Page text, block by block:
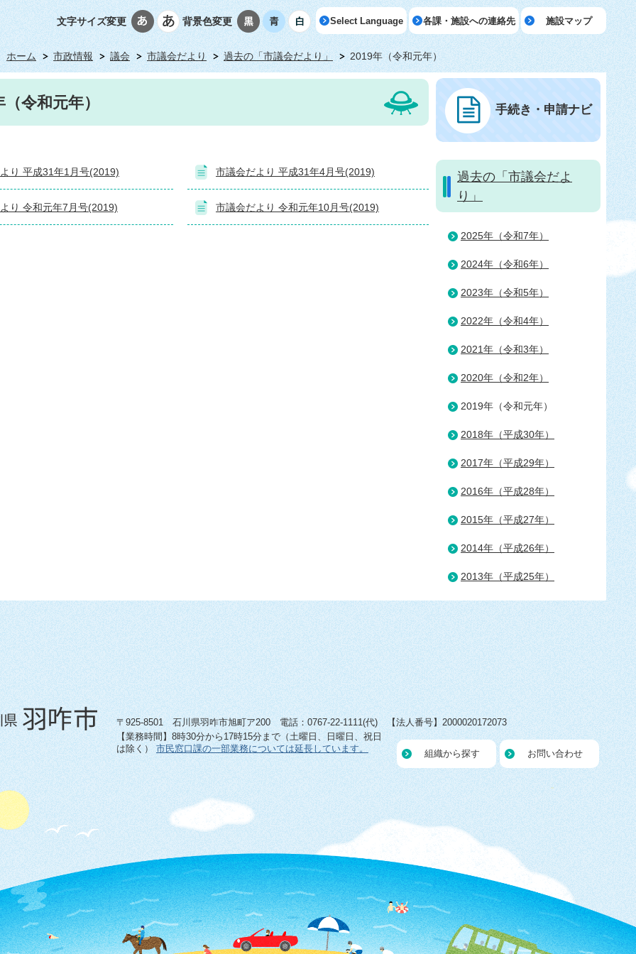
文字サイズ変更 背景色変更 Select Language 各課・施設への連絡先 施設マップ
ホーム 市政情報 議会 市議会だより 過去の「市議会だより」 2019年（令和元年）
令和元年）
り 平成31年1月号(2019) 市議会だより 平成31年4月号(2019)
り 令和元年7月号(2019) 市議会だより 令和元年10月号(2019)
手続き・申請ナビ
過去の「市議会だよ
り」
2025年（令和7年）
2024年（令和6年）
2023年（令和5年）
2022年（令和4年）
2021年（令和3年）
2020年（令和2年）
2019年（令和元年）
2018年（平成30年）
2017年（平成29年）
2016年（平成28年）
2015年（平成27年）
2014年（平成26年）
2013年（平成25年）
〒925-8501 石川県羽咋市旭町ア200 電話：0767-22-1111(代) 【法人番号】2000020172073
【業務時間】8時30分から17時15分まで（土曜日、日曜日、祝日
は除く） 市民窓口課の一部業務については延長しています。 組織から探す お問い合わせ